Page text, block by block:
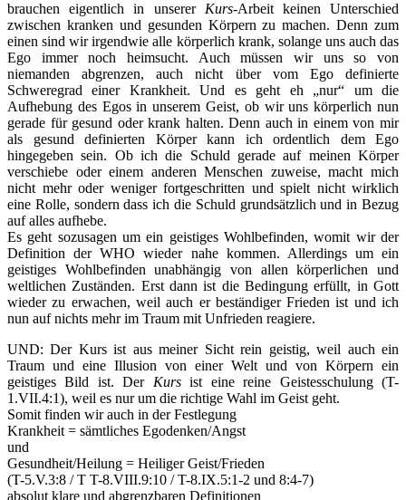
brauchen eigentlich in unserer Kurs-Arbeit keinen Unterschied
zwischen kranken und gesunden Körpern zu machen. Denn zum
einen sind wir irgendwie alle körperlich krank, solange uns auch das
Ego immer noch heimsucht. Auch müssen wir uns so von
niemanden abgrenzen, auch nicht über vom Ego definierte
Schweregrad einer Krankheit. Und es geht eh „nur“ um die
Aufhebung des Egos in unserem Geist, ob wir uns körperlich nun
gerade für gesund oder krank halten. Denn auch in einem von mir
als gesund definierten Körper kann ich ordentlich dem Ego
hingegeben sein. Ob ich die Schuld gerade auf meinen Körper
verschiebe oder einem anderen Menschen zuweise, macht mich
nicht mehr oder weniger fortgeschritten und spielt nicht wirklich
eine Rolle, sondern dass ich die Schuld grundsätzlich und in Bezug
auf alles aufhebe.
Es geht sozusagen um ein geistiges Wohlbefinden, womit wir der
Definition der WHO wieder nahe kommen. Allerdings um ein
geistiges Wohlbefinden unabhängig von allen körperlichen und
weltlichen Zuständen. Erst dann ist die Bedingung erfüllt, in Gott
wieder zu erwachen, weil auch er beständiger Frieden ist und ich
nun auf nichts mehr im Traum mit Unfrieden reagiere.
UND: Der Kurs ist aus meiner Sicht rein geistig, weil auch ein
Traum und eine Illusion von einer Welt und von Körpern ein
geistiges Bild ist. Der Kursist eine reine Geistesschulung (T-
1.VII.4:1), weil es nur um die richtige Wahl im Geist geht.
Somit finden wir auch in der Festlegung
Krankheit = sämtliches Egodenken/Angst
und
Gesundheit/Heilung = Heiliger Geist/Frieden
(T-5.V.3:8 / T T-8.VIII.9:10 / T-8.IX.5:1-2 und 8:4-7)
absolut klare und abgrenzbaren Definitionen